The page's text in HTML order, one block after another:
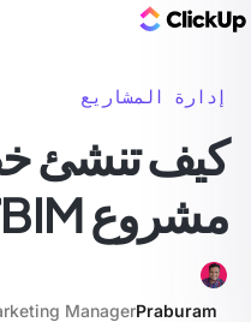
إدارة المشاريع
كيف تنشئ
مشروع BIM؟
Praburam
Manager